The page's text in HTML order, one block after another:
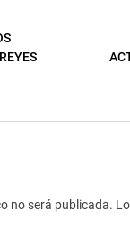
no será publicada.